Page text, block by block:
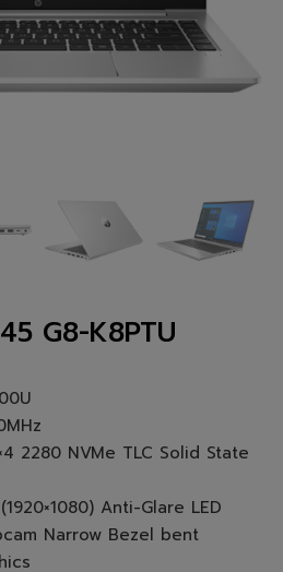
G8-K8PTU
2280 NVMe TLC Solid State
Anti-Glare LED
Narrow Bezel bent